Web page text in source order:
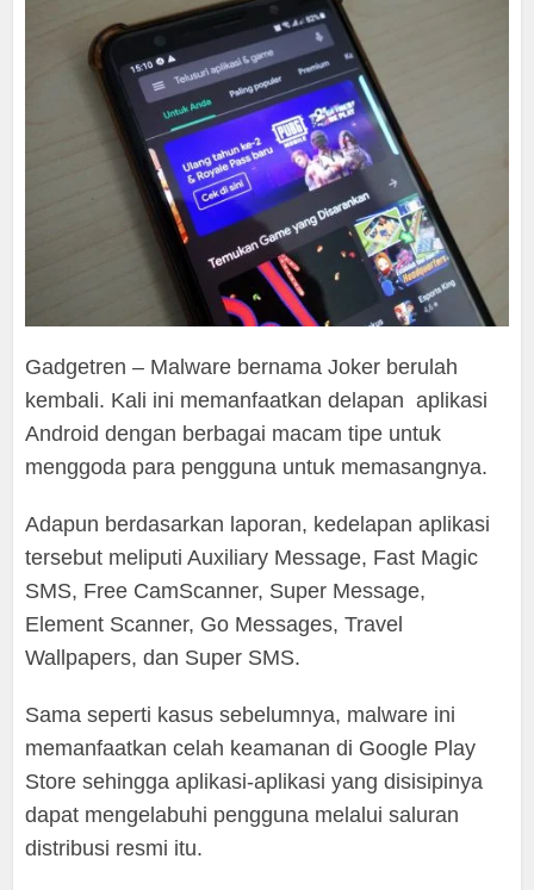
Gadgetren – Malware bernama Joker berulah
kembali. Kali ini memanfaatkan delapan aplikasi
Android dengan berbagai macam tipe untuk
menggoda para pengguna untuk memasangnya.
Adapun berdasarkan laporan, kedelapan aplikasi
tersebut meliputi Auxiliary Message, Fast Magic
SMS, Free CamScanner, Super Message,
Element Scanner, Go Messages, Travel
Wallpapers, dan Super SMS.
Sama seperti kasus sebelumnya, malware ini
memanfaatkan celah keamanan di Google Play
Store sehingga aplikasi-aplikasi yang disisipinya
dapat mengelabuhi pengguna melalui saluran
distribusi resmi itu.